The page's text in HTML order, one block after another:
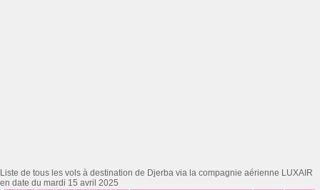
Liste de tous les vols à destination de Djerba via la compagnie aérienne LUXAIR
en date du mardi 15 avril 2025